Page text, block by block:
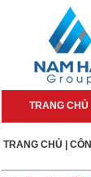
TRANG CHỦ
TRANG CHỦ